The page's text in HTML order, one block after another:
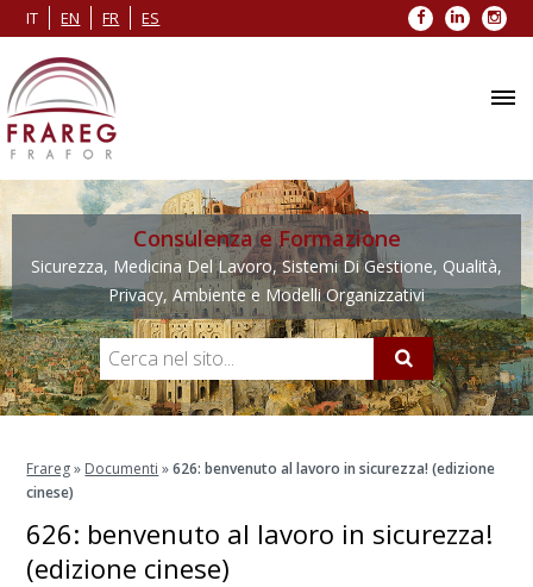
IT EN FR ES Facebook
LinkedIn
Consulenza e Formazione
Sicurezza, Medicina Del Lavoro, Sistemi Di Gestione, Qualità,
Privacy, Ambiente e Modelli Organizzativi
Frareg» Documenti »626: benvenuto al lavoro in sicurezza! (edizione
cinese)
626: benvenuto al lavoro in sicurezza!
(edizione cinese)